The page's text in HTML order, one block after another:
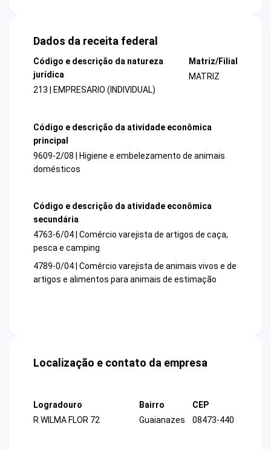
Dados da receita federal
Código e descrição da natureza
jurídica
213 | EMPRESARIO (INDIVIDUAL)
Matriz/Filial
MATRIZ
Código e descrição da atividade econômica
principal
9609-2/08 | Higiene e embelezamento de animais
domésticos
Código e descrição da atividade econômica
secundária
4763-6/04 | Comércio varejista de artigos de caça,
pesca e camping
4789-0/04 | Comércio varejista de animais vivos e de
artigos e alimentos para animais de estimação
Localização e contato da empresa
Logradouro
R WILMA FLOR 72
Bairro
Guaianazes
CEP
08473-440